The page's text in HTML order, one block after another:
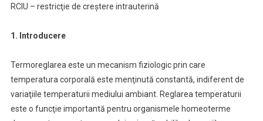
RCIU – restricţie de creştere intrauterină
1. Introducere
Termoreglarea este un mecanism fiziologic prin care
temperatura corporală este menţinută constantă, indiferent de
variaţiile temperaturii mediului ambiant. Reglarea temperaturii
este o funcţie importantă pentru organismele homeoterme